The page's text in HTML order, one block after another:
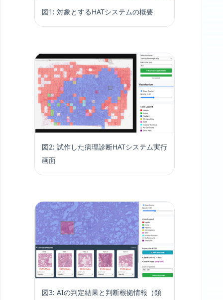
図1: 対象とするHATシステムの概要
図2: 試作した病理診断HATシステム実行
画面
図3: AIの判定結果と判断根拠情報（類